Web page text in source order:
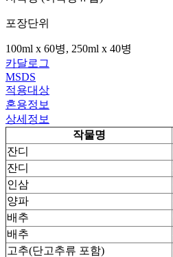
포장단위
100ml x 60병, 250ml x 40병
카달로그
MSDS
적용대상
혼용정보
상세정보
작물명
잔디
잔디
인삼
양파
배추
배추
고추(단고추류 포함)